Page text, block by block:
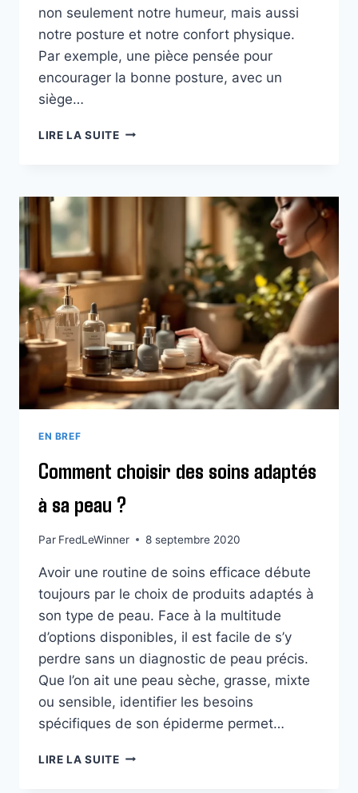
non seulement notre humeur, mais aussi
notre posture et notre confort physique.
Par exemple, une pièce pensée pour
encourager la bonne posture, avec un
siège…
LIRE LA SUITEPOSITION
AMÉLIOREZ
LA
MAISON
GRÂCE
À
UNE
DÉCORATION
ADAPTÉE
EN BREF
Comment choisir des soins adaptés
à sa peau ?
Par FredLeWinner 8 septembre 2020
Avoir une routine de soins efficace débute
toujours par le choix de produits adaptés à
son type de peau. Face à la multitude
d’options disponibles, il est facile de s’y
perdre sans un diagnostic de peau précis.
Que l’on ait une peau sèche, grasse, mixte
ou sensible, identifier les besoins
spécifiques de son épiderme permet…
LIRE LA SUITECOMMENT